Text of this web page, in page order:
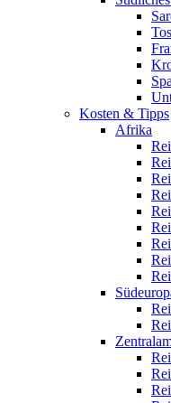
Kosten & Tipps
Afrika